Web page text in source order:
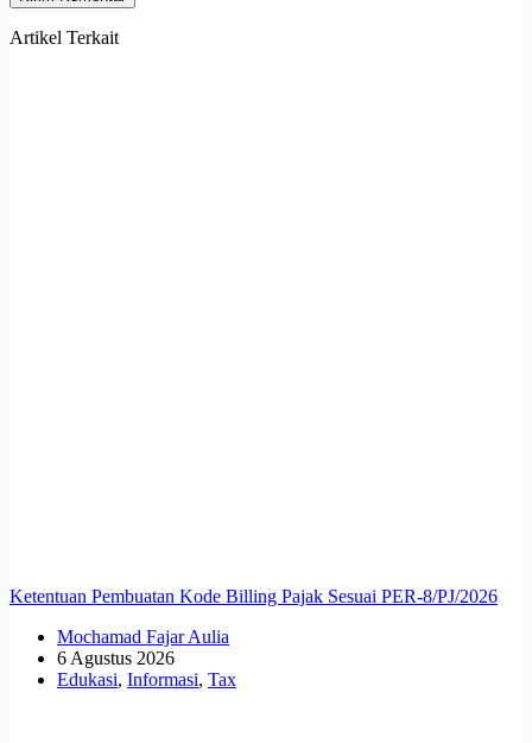
Artikel Terkait
Ketentuan Pembuatan Kode Billing Pajak Sesuai PER-8/PJ/2026
Mochamad Fajar Aulia
6 Agustus 2026
Edukasi, Informasi, Tax